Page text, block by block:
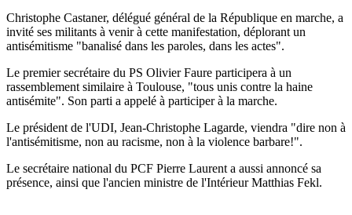
Christophe Castaner, délégué général de la République en marche, a
invité ses militants à venir à cette manifestation, déplorant un
antisémitisme "banalisé dans les paroles, dans les actes".
Le premier secrétaire du PS Olivier Faure participera à un
rassemblement similaire à Toulouse, "tous unis contre la haine
antisémite". Son parti a appelé à participer à la marche.
Le président de l'UDI, Jean-Christophe Lagarde, viendra "dire non à
l'antisémitisme, non au racisme, non à la violence barbare!".
Le secrétaire national du PCF Pierre Laurent a aussi annoncé sa
présence, ainsi que l'ancien ministre de l'Intérieur Matthias Fekl.